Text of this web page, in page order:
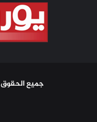
جميع الحقوق